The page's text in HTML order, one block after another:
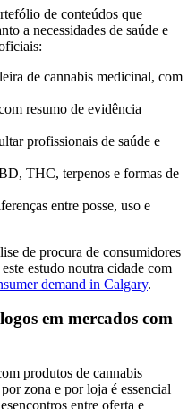
de conteúdos que
a necessidades de saúde e
de cannabis medicinal, com
resumo de evidência
profissionais de saúde e
THC, terpenos e formas de
entre posse, uso e
de procura de consumidores
estudo noutra cidade com
demand in Calgary.
em mercados com
produtos de cannabis
zona e por loja é essencial
entre oferta e